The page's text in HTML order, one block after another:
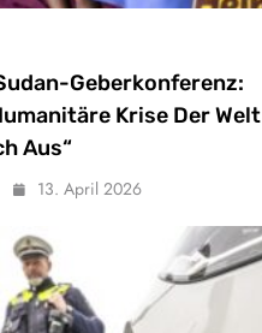
Geberkonferenz:
Krise Der Welt
Aus“
13. April 2026